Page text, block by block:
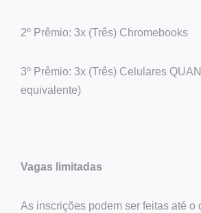
2º Prêmio: 3x (Três) Chromebooks
3º Prêmio: 3x (Três) Celulares
equivalente)
Vagas limitadas
As inscrições podem ser feitas até o